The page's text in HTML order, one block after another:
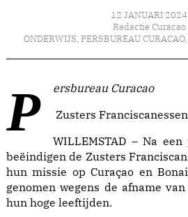
12 JANUARI 2024
Redactie Curacao
ONDERWIJS, PERSBUREAU CURACAO,
Persbureau Curacao
Zusters
WILLEMSTAD – Na
beëindigen de Zusters
hun missie op Curaçao en
genomen wegens de afname
hun hoge leeftijden.